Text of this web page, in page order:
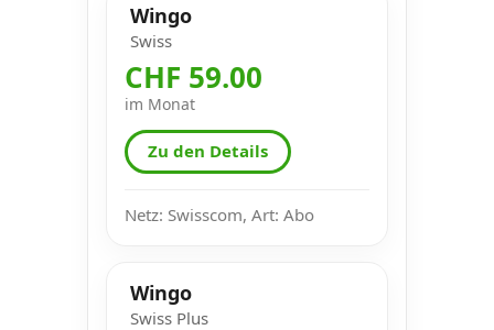
Wingo
Swiss
CHF 59.00
im Monat
Zu den Details
Netz: Swisscom, Art: Abo
Wingo
Swiss Plus